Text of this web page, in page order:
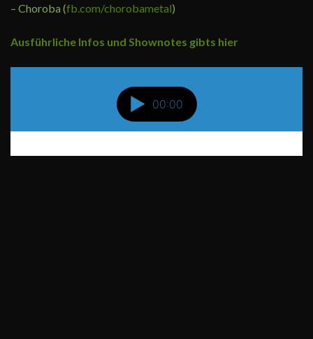
– Choroba (fb.com/chorobametal)
Ausführliche Infos und Shownotes gibts hier